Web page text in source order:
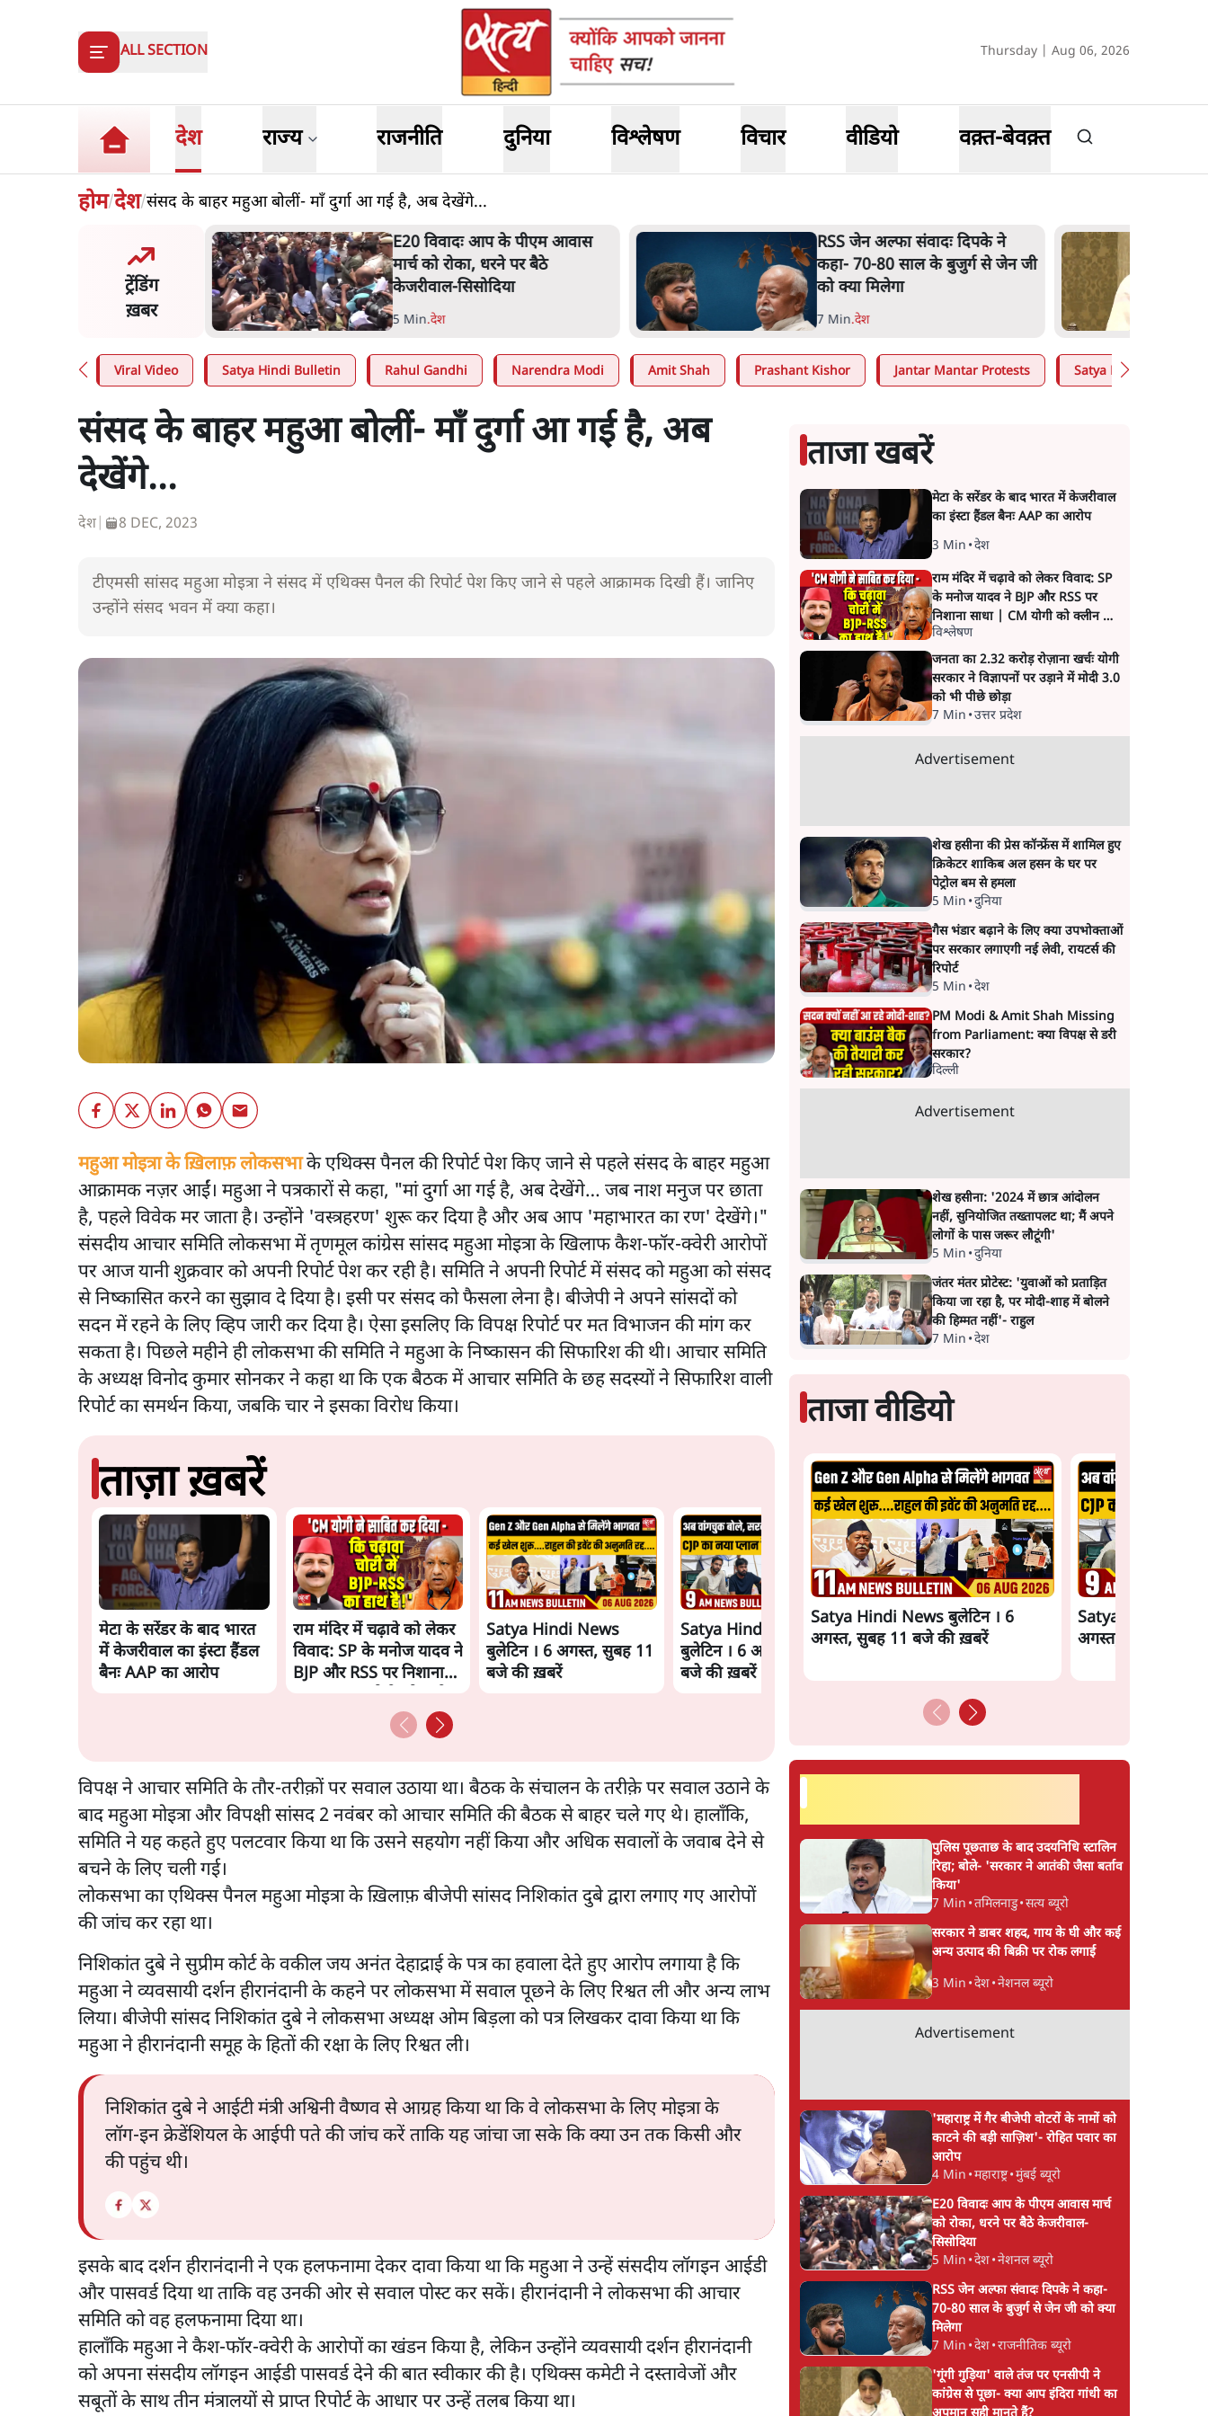
ALL SECTION Thursday | Aug 06, 2026
देश राज्य राजनीति दुनिया विश्लेषण विचार वीडियो वक़्त-बेवक़्त
होम/देश/संसद के बाहर महुआ बोलीं- माँ दुर्गा आ गई है, अब देखेंगे...
ट्रेंडिंग
ख़बर
में गैर बीजेपी वोटरों के नामों
की बड़ी साज़िश'- रोहित
E20 विवादः आप के पीएम आवास
मार्च को रोका, धरने पर बैठे
केजरीवाल-सिसोदिया
5 Min.देश
RSS जेन अल्फा संवादः दिपके ने
कहा- 70-80 साल के बुजुर्ग से जेन जी
को क्या मिलेगा
7 Min.देश
Viral Video Satya Hindi Bulletin Rahul Gandhi Narendra Modi Amit Shah Prashant Kishor Jantar Mantar Protests Satya Hindi
संसद के बाहर महुआ बोलीं- माँ दुर्गा आ गई है, अब
देखेंगे...
देश 8 DEC, 2023
टीएमसी सांसद महुआ मोइत्रा ने संसद में एथिक्स पैनल की रिपोर्ट पेश किए जाने से पहले आक्रामक दिखी हैं। जानिए
उन्होंने संसद भवन में क्या कहा।
महुआ मोइत्रा के ख़िलाफ़ लोकसभाके एथिक्स पैनल की रिपोर्ट पेश किए जाने से पहले संसद के बाहर महुआ
आक्रामक नज़र आईं। महुआ ने पत्रकारों से कहा, "मां दुर्गा आ गई है, अब देखेंगे… जब नाश मनुज पर छाता
है, पहले विवेक मर जाता है। उन्होंने 'वस्त्रहरण' शुरू कर दिया है और अब आप 'महाभारत का रण' देखेंगे।"
संसदीय आचार समिति लोकसभा में तृणमूल कांग्रेस सांसद महुआ मोइत्रा के खिलाफ कैश-फॉर-क्वेरी आरोपों
पर आज यानी शुक्रवार को अपनी रिपोर्ट पेश कर रही है। समिति ने अपनी रिपोर्ट में संसद को महुआ को संसद
से निष्कासित करने का सुझाव दे दिया है। इसी पर संसद को फैसला लेना है। बीजेपी ने अपने सांसदों को
सदन में रहने के लिए व्हिप जारी कर दिया है। ऐसा इसलिए कि विपक्ष रिपोर्ट पर मत विभाजन की मांग कर
सकता है। पिछले महीने ही लोकसभा की समिति ने महुआ के निष्कासन की सिफारिश की थी। आचार समिति
के अध्यक्ष विनोद कुमार सोनकर ने कहा था कि एक बैठक में आचार समिति के छह सदस्यों ने सिफारिश वाली
रिपोर्ट का समर्थन किया, जबकि चार ने इसका विरोध किया।
ताज़ा ख़बरें
मेटा के सरेंडर के बाद भारत
में केजरीवाल का इंस्टा हैंडल
बैनः AAP का आरोप
राम मंदिर में चढ़ावे को लेकर
विवाद: SP के मनोज यादव ने
BJP और RSS पर निशाना
Satya Hindi News
बुलेटिन । 6 अगस्त, सुबह 11
बजे की ख़बरें
Satya Hindi News
बुलेटिन । 6 अगस्त, सुबह 9
बजे की ख़बरें
जनता का 2.32 करोड़
रोज़ाना खर्चः योगी सरकार ने
3.0 को भी पीछे छोड़ा
शेख हसीना की प्रेस
विपक्ष ने आचार समिति के तौर-तरीक़ों पर सवाल उठाया था। बैठक के संचालन के तरीक़े पर सवाल उठाने के
बाद महुआ मोइत्रा और विपक्षी सांसद 2 नवंबर को आचार समिति की बैठक से बाहर चले गए थे। हालाँकि,
समिति ने यह कहते हुए पलटवार किया था कि उसने सहयोग नहीं किया और अधिक सवालों के जवाब देने से
बचने के लिए चली गई।
लोकसभा का एथिक्स पैनल महुआ मोइत्रा के ख़िलाफ़ बीजेपी सांसद निशिकांत दुबे द्वारा लगाए गए आरोपों
की जांच कर रहा था।
निशिकांत दुबे ने सुप्रीम कोर्ट के वकील जय अनंत देहाद्राई के पत्र का हवाला देते हुए आरोप लगाया है कि
महुआ ने व्यवसायी दर्शन हीरानंदानी के कहने पर लोकसभा में सवाल पूछने के लिए रिश्वत ली और अन्य लाभ
लिया। बीजेपी सांसद निशिकांत दुबे ने लोकसभा अध्यक्ष ओम बिड़ला को पत्र लिखकर दावा किया था कि
महुआ ने हीरानंदानी समूह के हितों की रक्षा के लिए रिश्वत ली।
निशिकांत दुबे ने आईटी मंत्री अश्विनी वैष्णव से आग्रह किया था कि वे लोकसभा के लिए मोइत्रा के
लॉग-इन क्रेडेंशियल के आईपी पते की जांच करें ताकि यह जांचा जा सके कि क्या उन तक किसी और
की पहुंच थी।
इसके बाद दर्शन हीरानंदानी ने एक हलफनामा देकर दावा किया था कि महुआ ने उन्हें संसदीय लॉगइन आईडी
और पासवर्ड दिया था ताकि वह उनकी ओर से सवाल पोस्ट कर सकें। हीरानंदानी ने लोकसभा की आचार
समिति को वह हलफनामा दिया था।
हालाँकि महुआ ने कैश-फॉर-क्वेरी के आरोपों का खंडन किया है, लेकिन उन्होंने व्यवसायी दर्शन हीरानंदानी
को अपना संसदीय लॉगइन आईडी पासवर्ड देने की बात स्वीकार की है। एथिक्स कमेटी ने दस्तावेजों और
सबूतों के साथ तीन मंत्रालयों से प्राप्त रिपोर्ट के आधार पर उन्हें तलब किया था।
ताजा खबरें
मेटा के सरेंडर के बाद भारत में केजरीवाल
का इंस्टा हैंडल बैनः AAP का आरोप
3 Min •देश
राम मंदिर में चढ़ावे को लेकर विवाद: SP
के मनोज यादव ने BJP और RSS पर
निशाना साधा | CM योगी को क्लीन चिट
मिली
विश्लेषण
जनता का 2.32 करोड़ रोज़ाना खर्चः योगी
सरकार ने विज्ञापनों पर उड़ाने में मोदी 3.0
को भी पीछे छोड़ा
7 Min •उत्तर प्रदेश
Advertisement
शेख हसीना की प्रेस कॉन्फ्रेंस में शामिल हुए
क्रिकेटर शाकिब अल हसन के घर पर
पेट्रोल बम से हमला
5 Min •दुनिया
गैस भंडार बढ़ाने के लिए क्या उपभोक्ताओं
पर सरकार लगाएगी नई लेवी, रायटर्स की
रिपोर्ट
5 Min •देश
PM Modi & Amit Shah Missing
from Parliament: क्या विपक्ष से डरी
सरकार?
दिल्ली
Advertisement
शेख हसीना: '2024 में छात्र आंदोलन
नहीं, सुनियोजित तख्तापलट था; मैं अपने
लोगों के पास जरूर लौटूंगी'
5 Min •दुनिया
जंतर मंतर प्रोटेस्ट: 'युवाओं को प्रताड़ित
किया जा रहा है, पर मोदी-शाह में बोलने
की हिम्मत नहीं'- राहुल
7 Min •देश
ताजा वीडियो
Satya Hindi News बुलेटिन । 6
अगस्त, सुबह 11 बजे की ख़बरें
Satya Hindi
अगस्त, सुबह 9 बजे
सर्वाधिक पढ़ी गयी खबरें
पुलिस पूछताछ के बाद उदयनिधि स्टालिन
रिहा; बोले- 'सरकार ने आतंकी जैसा बर्ताव
किया'
7 Min •तमिलनाडु•सत्य ब्यूरो
सरकार ने डाबर शहद, गाय के घी और कई
अन्य उत्पाद की बिक्री पर रोक लगाई
3 Min •देश•नेशनल ब्यूरो
Advertisement
'महाराष्ट्र में गैर बीजेपी वोटरों के नामों को
काटने की बड़ी साज़िश'- रोहित पवार का
आरोप
4 Min •महाराष्ट्र•मुंबई ब्यूरो
E20 विवादः आप के पीएम आवास मार्च
को रोका, धरने पर बैठे केजरीवाल-
सिसोदिया
5 Min •देश•नेशनल ब्यूरो
RSS जेन अल्फा संवादः दिपके ने कहा-
70-80 साल के बुजुर्ग से जेन जी को क्या
मिलेगा
7 Min •देश•राजनीतिक ब्यूरो
'गूंगी गुड़िया' वाले तंज पर एनसीपी ने
कांग्रेस से पूछा- क्या आप इंदिरा गांधी का